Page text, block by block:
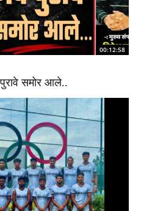
00:12:58
समोर आले..